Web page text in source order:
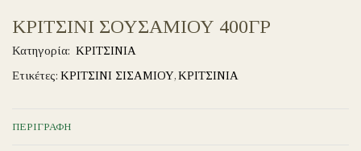
ΚΡΙΤΣΙΝΙ ΣΟΥΣΑΜΙΟΥ 400ΓΡ
Κατηγορία: ΚΡΙΤΣΙΝΙΑ
Ετικέτες: ΚΡΙΤΣΙΝΙ ΣΙΣΑΜΙΟΥ,ΚΡΙΤΣΙΝΙΑ
ΠΕΡΙΓΡΑΦΉ